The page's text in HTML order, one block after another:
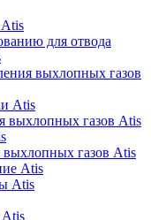
для отвода
выхлопных газов
Atis
выхлопных газов Atis
газов Atis
Atis
Atis
Atis